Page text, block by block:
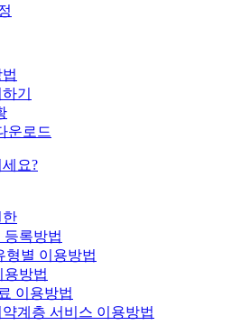
기
운로드
요?
한
등록방법
형별 이용방법
용방법
이용방법
계층 서비스 이용방법